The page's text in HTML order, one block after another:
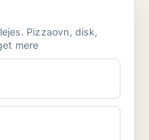
Pizzaovn, disk,
mere